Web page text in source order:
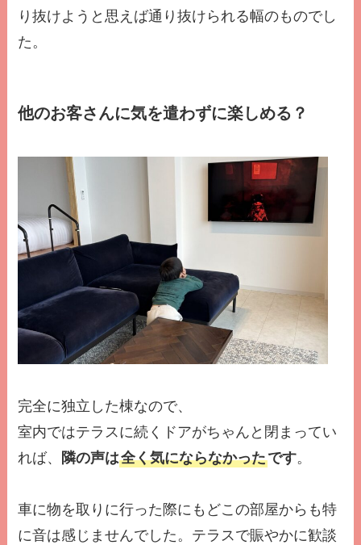
り抜けようと思えば通り抜けられる幅のものでし
た。
他のお客さんに気を遣わずに楽しめる？
完全に独立した棟なので、
室内ではテラスに続くドアがちゃんと閉まってい
れば、
隣の声は全く気にならなかったです。
車に物を取りに行った際にもどこの部屋からも特
に音は感じませんでした。テラスで賑やかに歓談